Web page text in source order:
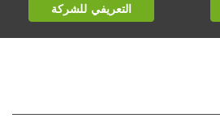
التعريفي للشركة